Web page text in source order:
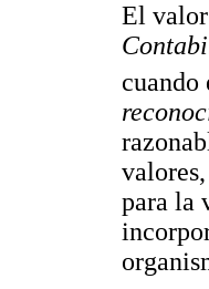
El
para la